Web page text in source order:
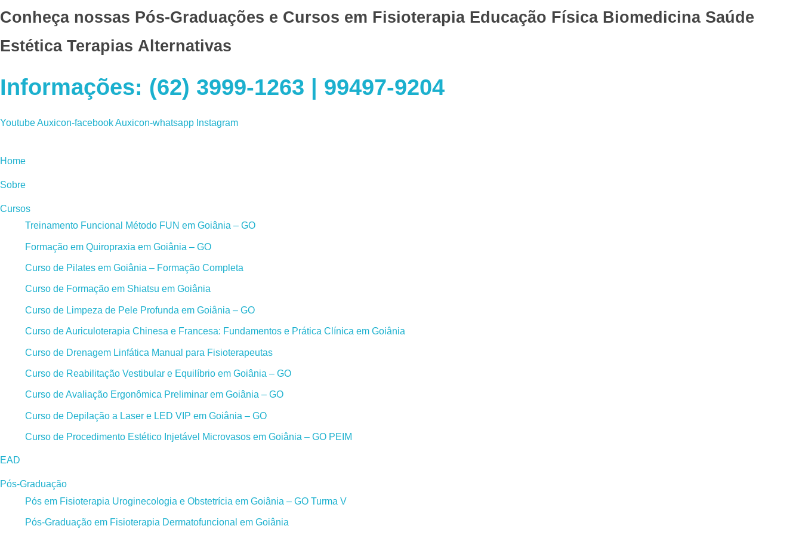
Conheça nossas Pós-Graduações e Cursos em Fisioterapia Educação Física Biomedicina Saúde
Estética Terapias Alternativas
Informações: (62) 3999-1263 | 99497-9204
YoutubeAuxicon-facebookAuxicon-whatsapp Instagram
Home
Sobre
Cursos
Treinamento Funcional Método FUN em Goiânia – GO
Formação em Quiropraxia em Goiânia – GO
Curso de Pilates em Goiânia – Formação Completa
Curso de Formação em Shiatsu em Goiânia
Curso de Limpeza de Pele Profunda em Goiânia – GO
Curso de Auriculoterapia Chinesa e Francesa: Fundamentos e Prática Clínica em Goiânia
Curso de Drenagem Linfática Manual para Fisioterapeutas
Curso de Reabilitação Vestibular e Equilíbrio em Goiânia – GO
Curso de Avaliação Ergonômica Preliminar em Goiânia – GO
Curso de Depilação a Laser e LED VIP em Goiânia – GO
Curso de Procedimento Estético Injetável Microvasos em Goiânia – GO PEIM
EAD
Pós-Graduação
Pós em Fisioterapia Uroginecologia e Obstetrícia em Goiânia – GO Turma V
Pós-Graduação em Fisioterapia Dermatofuncional em Goiânia